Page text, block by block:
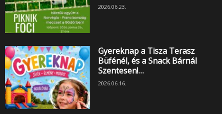
2026.06.23.
Gyereknap a Tisza Terasz
Büfénél, és a Snack Bárnál
Szentesen!…
2026.06.16.